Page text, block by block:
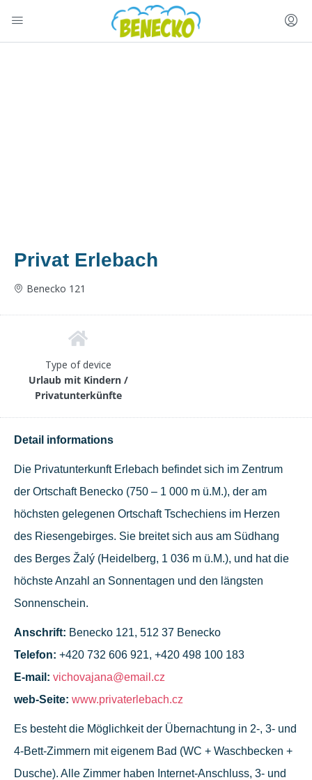
Privat Erlebach
Benecko 121
Type of device
Urlaub mit Kindern /
Privatunterkünfte
Detail informations
Die Privatunterkunft Erlebach befindet sich im Zentrum
der Ortschaft Benecko (750 – 1 000 m ü.M.), der am
höchsten gelegenen Ortschaft Tschechiens im Herzen
des Riesengebirges. Sie breitet sich aus am Südhang
des Berges Žalý (Heidelberg, 1 036 m ü.M.), und hat die
höchste Anzahl an Sonnentagen und den längsten
Sonnenschein.
Anschrift: Benecko 121, 512 37 Benecko
Telefon: +420 732 606 921, +420 498 100 183
E-mail: vichovajana@email.cz
web-Seite: www.privaterlebach.cz
Es besteht die Möglichkeit der Übernachtung in 2-, 3- und
4-Bett-Zimmern mit eigenem Bad (WC + Waschbecken +
Dusche). Alle Zimmer haben Internet-Anschluss, 3- und